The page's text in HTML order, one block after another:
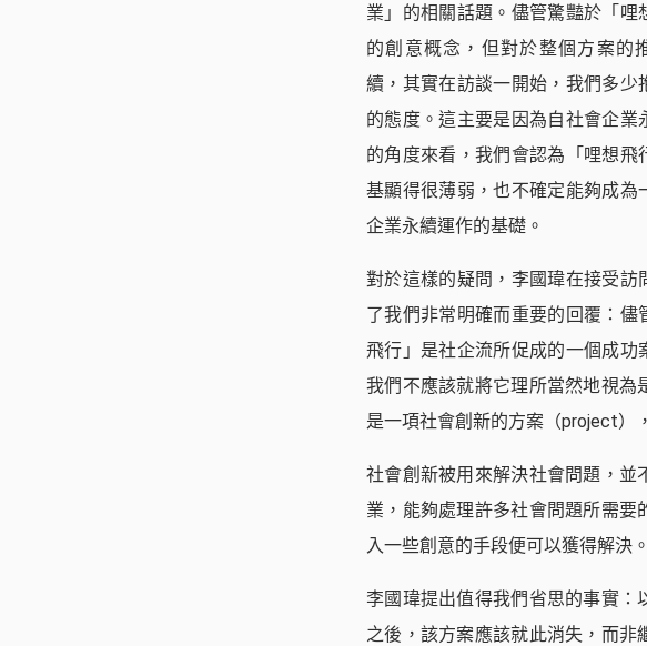
業」的相關話題。儘管驚豔於「哩
的創意概念，但對於整個方案的
續，其實在訪談一開始，我們多少
的態度。這主要是因為自社會企業
的角度來看，我們會認為「哩想飛
基顯得很薄弱，也不確定能夠成為
企業永續運作的基礎。
對於這樣的疑問，李國瑋在接受訪
了我們非常明確而重要的回覆：儘
飛行」是社企流所促成的一個成功
我們不應該就將它理所當然地視為
是一項社會創新的方案（project）
社會創新被用來解決社會問題，
業，能夠處理許多社會問題所需
入一些創意的手段便可以獲得解決。
李國瑋提出值得我們省思的事實
之後，該方案應該就此消失，而